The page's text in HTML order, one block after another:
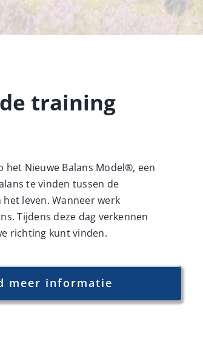
training
het Nieuwe Balans Model®, een
te vinden tussen de
leven. Wanneer werk
Tijdens deze dag verkennen
richting kunt vinden.
meer informatie